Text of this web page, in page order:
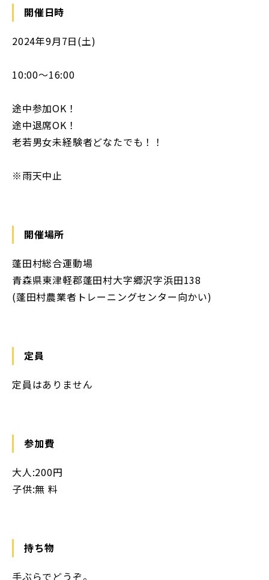
開催日時
2024年9月7日(土)
10:00〜16:00
途中参加OK！
途中退席OK！
老若男女未経験者どなたでも！！
※雨天中止
開催場所
蓬田村総合運動場
青森県東津軽郡蓬田村大字郷沢字浜田138
(蓬田村農業者トレーニングセンター向かい)
定員
定員はありません
参加費
大人:200円
子供:無 料
持ち物
手ぶらでどうぞ。